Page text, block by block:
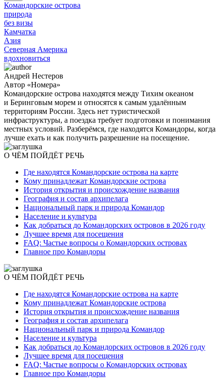
Командорские острова
природа
без визы
Камчатка
Азия
Северная Америка
вдохновиться
Андрей Нестеров
Автор «Номера»
Командорские острова находятся между Тихим океаном
и Беринговым морем и относятся к самым удалённым
территориям России. Здесь нет туристической
инфраструктуры, а поездка требует подготовки и понимания
местных условий. Разберёмся, где находятся Командоры, когда
лучше ехать и как получить разрешение на посещение.
О ЧЁМ ПОЙДЁТ РЕЧЬ
Где находятся Командорские острова на карте
Кому принадлежат Командорские острова
История открытия и происхождение названия
География и состав архипелага
Национальный парк и природа Командор
Население и культура
Как добраться до Командорских островов в 2026 году
Лучшее время для посещения
FAQ: Частые вопросы о Командорских островах
Главное про Командоры
О ЧЁМ ПОЙДЁТ РЕЧЬ
Где находятся Командорские острова на карте
Кому принадлежат Командорские острова
История открытия и происхождение названия
География и состав архипелага
Национальный парк и природа Командор
Население и культура
Как добраться до Командорских островов в 2026 году
Лучшее время для посещения
FAQ: Частые вопросы о Командорских островах
Главное про Командоры